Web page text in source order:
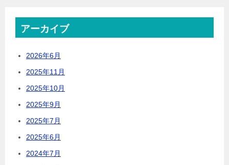
アーカイブ
2026年6月
2025年11月
2025年10月
2025年9月
2025年7月
2025年6月
2024年7月